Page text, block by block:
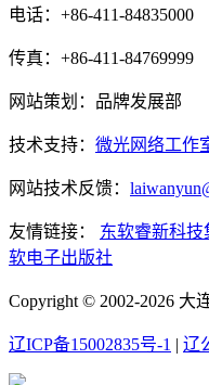
电话：+86-411-84835000
传真：+86-411-84769999
网站策划：品牌发展部
技术支持： 微光网络工作
网站技术反馈：
友情链接： 东软睿新科技
软电子出版社
Copyright © 2002-2026 大
辽ICP备15002835号-1 | 辽